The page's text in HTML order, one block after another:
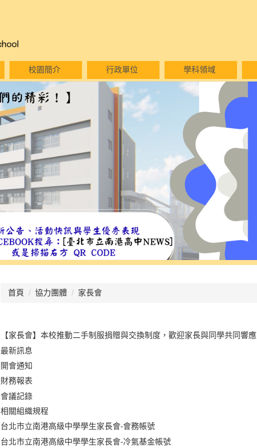
校園簡介 行政單位 學科領域
首頁 協力團體 家長會
【家長會】本校推動二手制服捐贈與交換制度，歡迎家長與同學共同響應
最新訊息
開會通知
財務報表
會議記錄
相關組織規程
台北市立南港高級中學學生家長會-會務帳號
台北市立南港高級中學學生家長會-冷氣基金帳號